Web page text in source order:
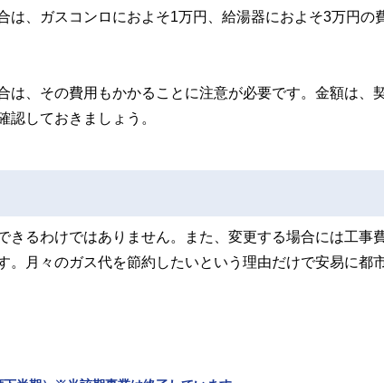
、ガスコンロにおよそ1万円、給湯器におよそ3万円の
は、その費用もかかることに注意が必要です。金額は、
認しておきましょう。
るわけではありません。また、変更する場合には工事
月々のガス代を節約したいという理由だけで安易に都